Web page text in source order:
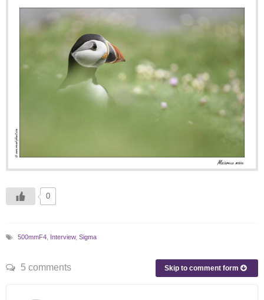
0
500mmF4 Interview, Sigma
5 comments Skip to comment form